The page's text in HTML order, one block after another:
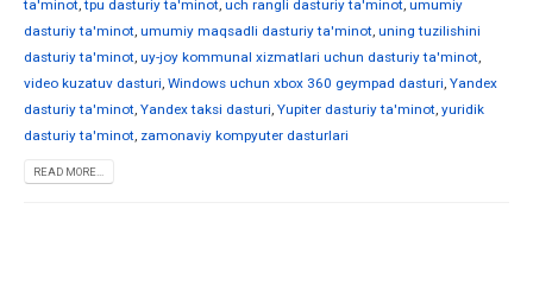
ta'minot,tpu dasturiy ta'minot, uch rangli dasturiy ta'minot, umumiy
dasturiy ta'minot, umumiy maqsadli dasturiy ta'minot, uning tuzilishini
dasturiy ta'minot, uy-joy kommunal xizmatlari uchun dasturiy ta'minot,
video kuzatuv dasturi, Windows uchun xbox 360 geympad dasturi, Yandex
dasturiy ta'minot, Yandex taksi dasturi, Yupiter dasturiy ta'minot, yuridik
dasturiy ta'minot, zamonaviy kompyuter dasturlari
READ MORE...